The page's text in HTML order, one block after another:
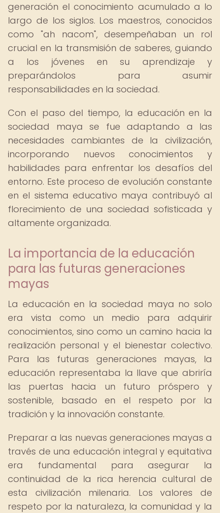
generación el conocimiento acumulado a lo
largo de los siglos. Los maestros, conocidos
como "ah nacom", desempeñaban un rol
crucial en la transmisión de saberes, guiando
a los jóvenes en su aprendizaje y
preparándolos para asumir
responsabilidades en la sociedad.
Con el paso del tiempo, la educación en la
sociedad maya se fue adaptando a las
necesidades cambiantes de la civilización,
incorporando nuevos conocimientos y
habilidades para enfrentar los desafíos del
entorno. Este proceso de evolución constante
en el sistema educativo maya contribuyó al
florecimiento de una sociedad sofisticada y
altamente organizada.
La importancia de la educación
para las futuras generaciones
mayas
La educación en la sociedad maya no solo
era vista como un medio para adquirir
conocimientos, sino como un camino hacia la
realización personal y el bienestar colectivo.
Para las futuras generaciones mayas, la
educación representaba la llave que abriría
las puertas hacia un futuro próspero y
sostenible, basado en el respeto por la
tradición y la innovación constante.
Preparar a las nuevas generaciones mayas a
través de una educación integral y equitativa
era fundamental para asegurar la
continuidad de la rica herencia cultural de
esta civilización milenaria. Los valores de
respeto por la naturaleza, la comunidad y la